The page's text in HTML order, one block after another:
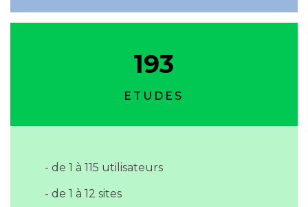
193
ETUDES
- de 1 à 115 utilisateurs
- de 1 à 12 sites